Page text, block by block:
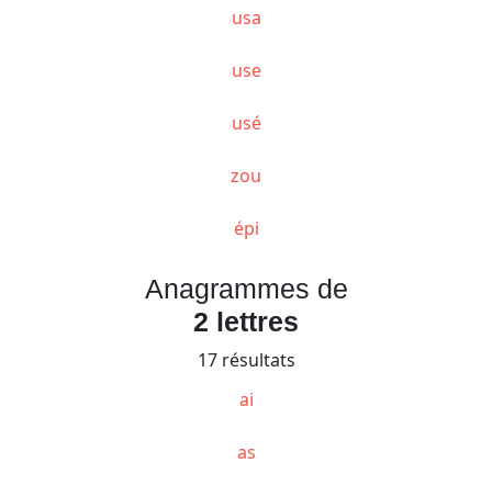
usa
use
usé
zou
épi
Anagrammes de
2 lettres
17 résultats
ai
as